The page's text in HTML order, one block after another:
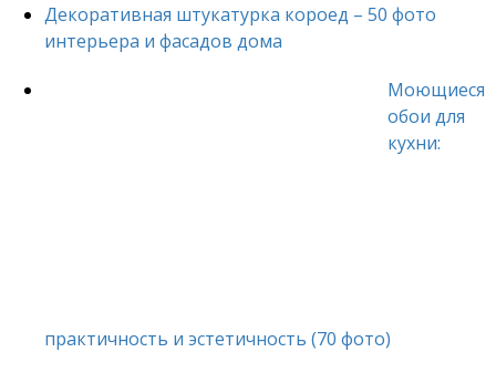
Декоративная штукатурка короед – 50 фото
интерьера и фасадов дома
Моющиеся
обои для
кухни:
практичность и эстетичность (70 фото)